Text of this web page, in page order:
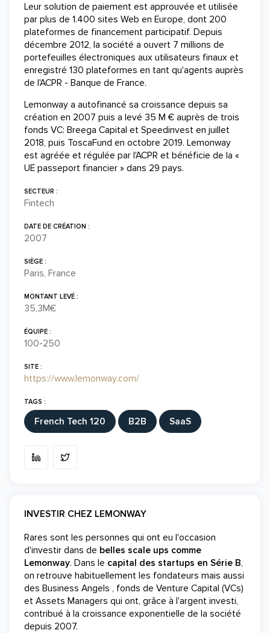
Leur solution de paiement est approuvée et utilisée
par plus de 1.400 sites Web en Europe, dont 200
plateformes de financement participatif. Depuis
décembre 2012, la société a ouvert 7 millions de
portefeuilles électroniques aux utilisateurs finaux et
enregistré 130 plateformes en tant qu'agents auprès
de l'ACPR - Banque de France.
Lemonway a autofinancé sa croissance depuis sa
création en 2007 puis a levé 35 M € auprès de trois
fonds VC: Breega Capital et Speedinvest en juillet
2018, puis ToscaFund en octobre 2019. Lemonway
est agréée et régulée par l'ACPR et bénéficie de la «
UE passeport financier » dans 29 pays.
SECTEUR :
Fintech
DATE DE CRÉATION :
2007
SIÈGE :
Paris, France
MONTANT LEVÉ :
35,3M€
ÉQUIPE :
100-250
SITE :
https://www.lemonway.com/
TAGS :
French Tech 120 B2B SaaS
INVESTIR CHEZ LEMONWAY
Rares sont les personnes qui ont eu l'occasion
d'investir dans de belles scale ups comme
Lemonway. Dans le capital des startups en Série B,
on retrouve habituellement les fondateurs mais aussi
des Business Angels , fonds de Venture Capital (VCs)
et Assets Managers qui ont, grâce à l'argent investi,
contribué à la croissance exponentielle de la société
depuis 2007.